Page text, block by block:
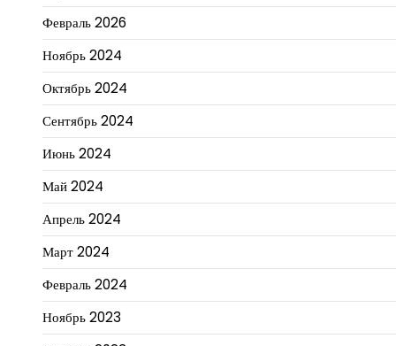
Февраль 2026
Ноябрь 2024
Октябрь 2024
Сентябрь 2024
Июнь 2024
Май 2024
Апрель 2024
Март 2024
Февраль 2024
Ноябрь 2023